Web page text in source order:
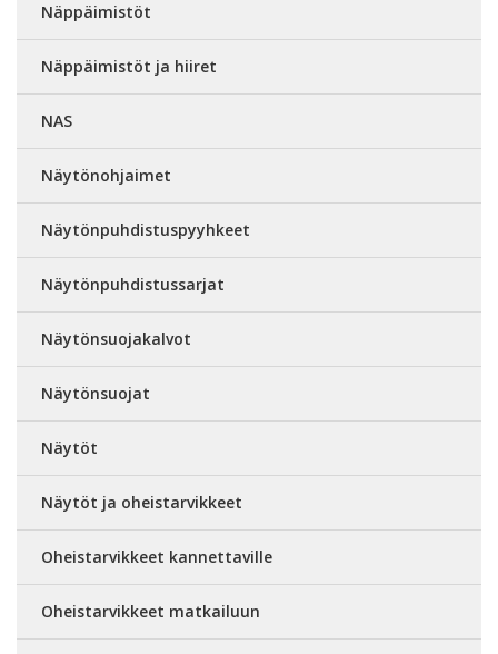
Näppäimistöt
Näppäimistöt ja hiiret
NAS
Näytönohjaimet
Näytönpuhdistuspyyhkeet
Näytönpuhdistussarjat
Näytönsuojakalvot
Näytönsuojat
Näytöt
Näytöt ja oheistarvikkeet
Oheistarvikkeet kannettaville
Oheistarvikkeet matkailuun